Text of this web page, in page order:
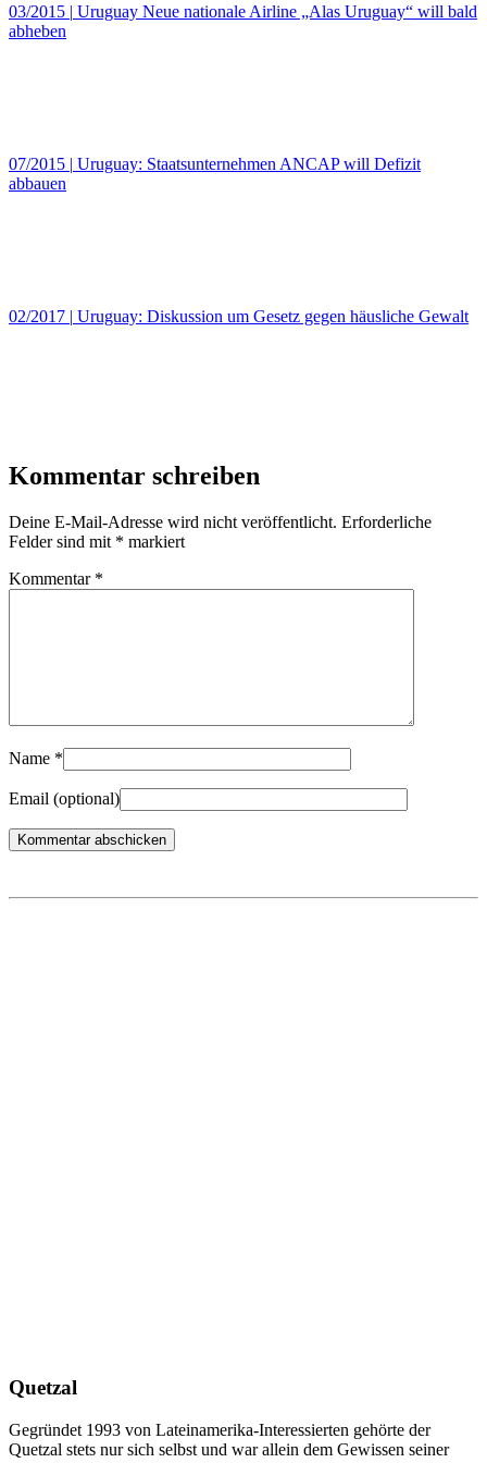
03/2015 | Uruguay Neue nationale Airline „Alas Uruguay“ will bald
abheben
07/2015 | Uruguay: Staatsunternehmen ANCAP will Defizit
abbauen
02/2017 | Uruguay: Diskussion um Gesetz gegen häusliche Gewalt
Kommentar schreiben
Deine E-Mail-Adresse wird nicht veröffentlicht. Erforderliche
Felder sind mit * markiert
Kommentar *
Name *
Email (optional)
Quetzal
Gegründet 1993 von Lateinamerika-Interessierten gehörte der
Quetzal stets nur sich selbst und war allein dem Gewissen seiner